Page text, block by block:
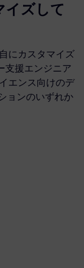
イズして
にカスタマイズ
支援エンジニア
エンス向けのデ
ョンのいずれか